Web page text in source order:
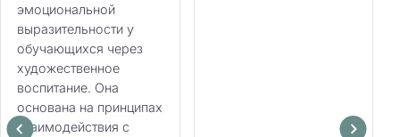
эмоциональной
выразительности у
обучающихся через
художественное
воспитание. Она
основана на принципах
взаимодействия с